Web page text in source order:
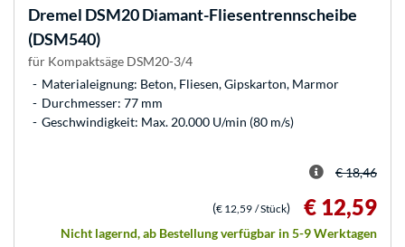
Dremel DSM20 Diamant-Fliesentrennscheibe
(DSM540)
für Kompaktsäge DSM20-3/4
Materialeignung: Beton, Fliesen, Gipskarton, Marmor
Durchmesser: 77 mm
Geschwindigkeit: Max. 20.000 U/min (80 m/s)
€ 18,46
(€ 12,59 / Stück) € 12,59
Nicht lagernd, ab Bestellung verfügbar in 5-9 Werktagen